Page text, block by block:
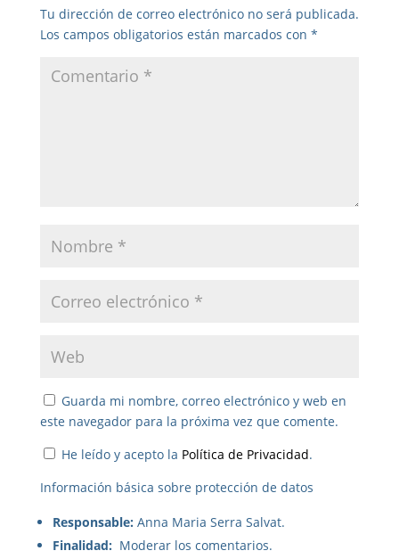
Tu dirección de correo electrónico no será publicada.
Los campos obligatorios están marcados con *
Guarda mi nombre, correo electrónico y web en
este navegador para la próxima vez que comente.
He leído y acepto la Política de Privacidad.
Información básica sobre protección de datos
Responsable: Anna Maria Serra Salvat.
Finalidad: Moderar los comentarios.